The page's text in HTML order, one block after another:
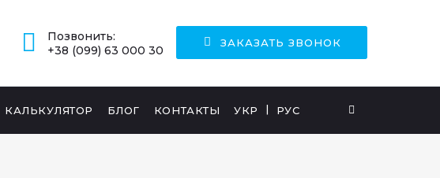
Позвонить:
+38 (099) 63 000 30
ЗАКАЗАТЬ ЗВОНОК
КАЛЬКУЛЯТОР БЛОГ КОНТАКТЫ УКР РУС